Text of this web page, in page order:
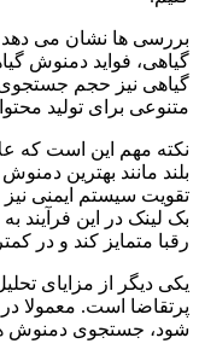
بررسی ها نشان می دهد
گیاهی، فواید دمنوش
گیاهی نیز حجم
متنوعی برای تولید
نکته مهم این است که
بلند مانند بهترین
تقویت سیستم ایمنی
بک لینک در این فرآیند
رقبا متمایز کند و در
یکی دیگر از مزایای
پرتقاضا است. معمولا
شود، جستجوی دمنوش